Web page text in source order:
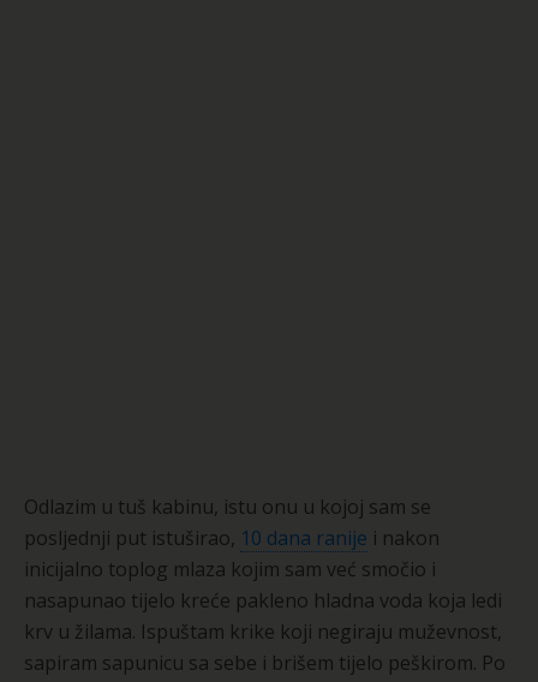
Odlazim u tuš kabinu, istu onu u kojoj sam se
posljednji put istuširao, 10 dana ranije i nakon
inicijalno toplog mlaza kojim sam već smočio i
nasapunao tijelo kreće pakleno hladna voda koja ledi
krv u žilama. Ispuštam krike koji negiraju muževnost,
sapiram sapunicu sa sebe i brišem tijelo peškirom. Po